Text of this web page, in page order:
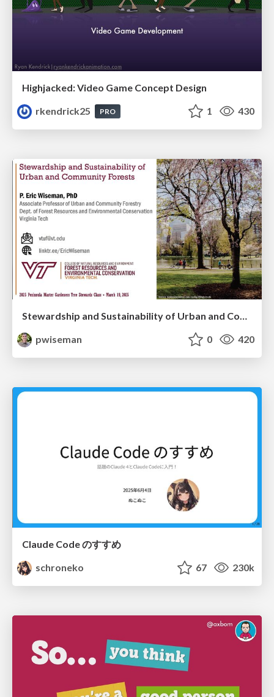
Highjacked: Video Game Concept Design
rkendrick25
PRO 1 430
Stewardship and Sustainability of Urban and Community Forests
pwiseman
0 420
Claude Code のすすめ
schroneko
67 230k